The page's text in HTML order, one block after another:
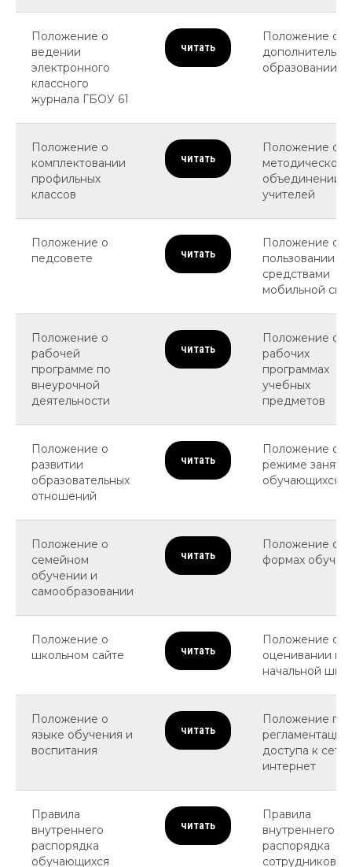
Положение о
ведении
электронного
классного
журнала ГБОУ 61
читать
Положение о
образовании
Положение о
комплектовании
профильных
классов
читать
Положение о
методическом
объединении
учителей
Положение о
педсовете
читать
Положение о
пользовании
средствами
мобильной
Положение о
рабочей
программе по
внеурочной
деятельности
читать
Положение о
рабочих
программах
учебных
предметов
Положение о
развитии
образовательных
отношений
читать
Положение о
режиме
обучающихся
Положение о
семейном
обучении и
самообразовании
читать
Положение о
формах
Положение о
школьном сайте
читать
Положение об
оценивании в
начальной
Положение о
языке обучения и
воспитания
читать
Положение по
регламентации
доступа к сети
интернет
Правила
внутреннего
распорядка
обучающихся
читать
Правила
внутреннего
распорядка
сотрудников